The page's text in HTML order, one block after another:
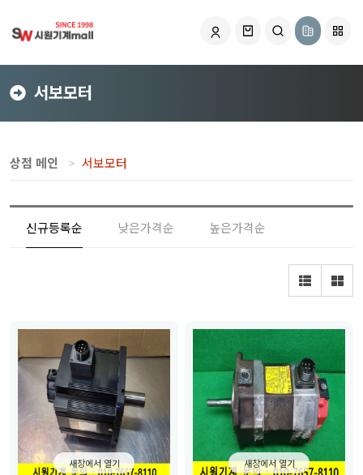
서보모터
상점 메인 서보모터
신규등록순 낮은가격순 높은가격순
새창에서 열기 새창에서 열기